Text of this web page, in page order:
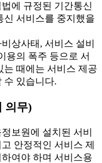
에 규정된 기간통신
신 서비스를 중지했을
상사태, 서비스 설비
용의 폭주 등으로 서
는 때에는 서비스 제공
수 있습니다.
의무)
보원에 설치된 서비
안정적인 서비스 제
여야 하며 서비스용